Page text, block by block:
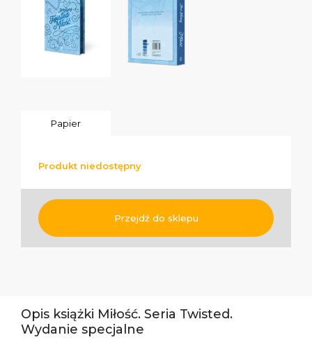
Papier
Produkt niedostępny
Przejdź do sklepu
Opis książki Miłość. Seria Twisted.
Wydanie specjalne